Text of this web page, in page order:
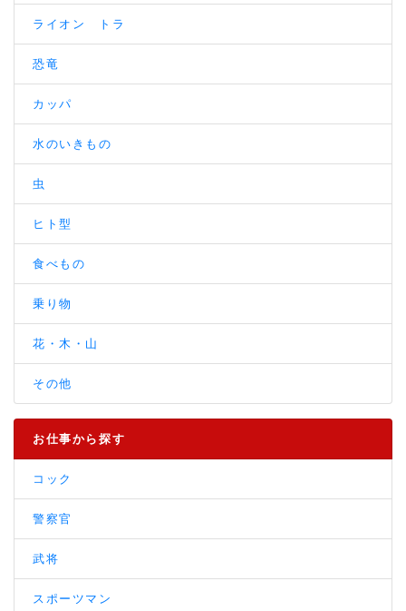
ライオン トラ
恐竜
カッパ
水のいきもの
虫
ヒト型
食べもの
乗り物
花・木・山
その他
お仕事から探す
コック
警察官
武将
スポーツマン